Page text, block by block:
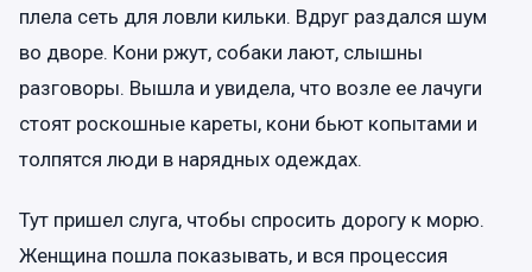
плела сеть для ловли кильки. Вдруг раздался шум
во дворе. Кони ржут, собаки лают, слышны
разговоры. Вышла и увидела, что возле ее лачуги
стоят роскошные кареты, кони бьют копытами и
толпятся люди в нарядных одеждах.
Тут пришел слуга, чтобы спросить дорогу к морю.
Женщина пошла показывать, и вся процессия